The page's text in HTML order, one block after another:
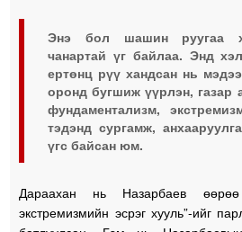
Энэ бол шашин руугаа
чанартай үг байлаа. Энд
ертөнц рүү хандсан нь
оронд бугшиж үүрлэн,
фундаментализм,
тэдэнд сургамж,
үгс байсан юм.
Дараахан нь Назарбаев
экстремизмийн эсрэг хууль”-ийг